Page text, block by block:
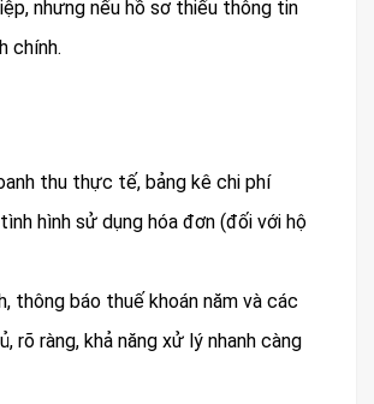
nhưng nếu hồ sơ thiếu thông tin
chính.
thu thực tế, bảng kê chi phí
hình sử dụng hóa đơn (đối với hộ
thông báo thuế khoán năm và các
rõ ràng, khả năng xử lý nhanh càng